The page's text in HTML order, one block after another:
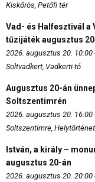
Kiskőrös, Petőfi tér
Vad- és Halfesztivál
tűzijáték augusztus
2026. augusztus 20. 10:00
Soltvadkert, Vadkerti-tó
Augusztus 20-án
Soltszentimrén
2026. augusztus 20. 16:00
Soltszentimre,
István, a király –
augusztus 20-án
2026. augusztus 20. 20:00